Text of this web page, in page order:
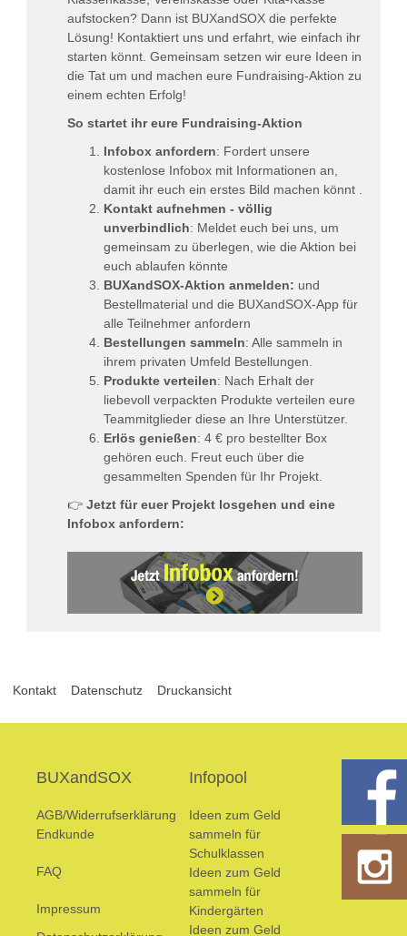
aufstocken? Dann ist BUXandSOX die perfekte
Lösung! Kontaktiert uns und erfahrt, wie einfach ihr
starten könnt. Gemeinsam setzen wir eure Ideen in
die Tat um und machen eure Fundraising-Aktion zu
einem echten Erfolg!
So startet ihr eure Fundraising-Aktion
Infobox anfordern: Fordert unsere
kostenlose Infobox mit Informationen an,
damit ihr euch ein erstes Bild machen könnt .
Kontakt aufnehmen - völlig
unverbindlich: Meldet euch bei uns, um
gemeinsam zu überlegen, wie die Aktion bei
euch ablaufen könnte
BUXandSOX-Aktion anmelden: und
Bestellmaterial und die BUXandSOX-App für
alle Teilnehmer anfordern
Bestellungen sammeln: Alle sammeln in
ihrem privaten Umfeld Bestellungen.
Produkte verteilen: Nach Erhalt der
liebevoll verpackten Produkte verteilen eure
Teammitglieder diese an Ihre Unterstützer.
Erlös genießen: 4 € pro bestellter Box
gehören euch. Freut euch über die
gesammelten Spenden für Ihr Projekt.
👉 Jetzt für euer Projekt losgehen und eine
Infobox anfordern:
Kontakt Datenschutz Druckansicht
BUXandSOX
AGB/Widerrufserklärung
Endkunde
FAQ
Impressum
Infopool
Ideen zum Geld
sammeln für
Schulklassen
Ideen zum Geld
sammeln für
Kindergärten
Ideen zum Geld